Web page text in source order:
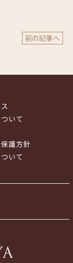
前の記事へ
いて
護方針
いて